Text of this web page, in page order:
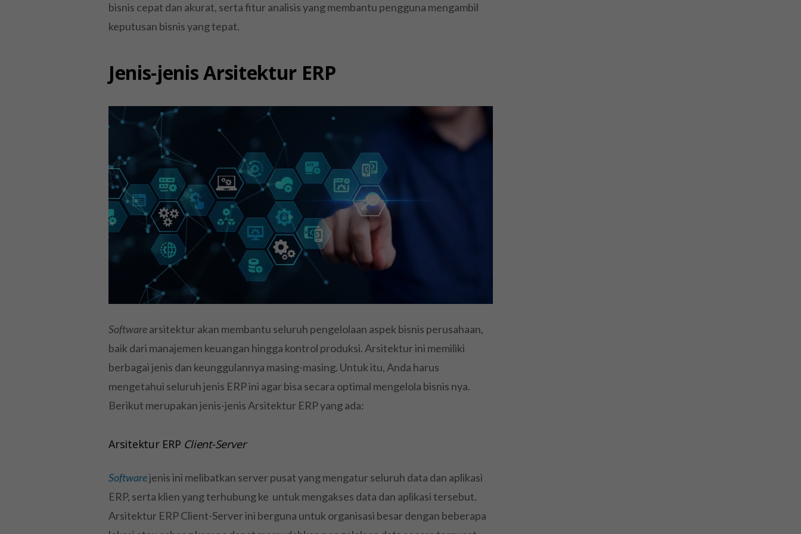
bisnis cepat dan akurat, serta fitur analisis yang membantu pengguna mengambil
keputusan bisnis yang tepat.
Jenis-jenis Arsitektur ERP
Softwarearsitektur akan membantu seluruh pengelolaan aspek bisnis perusahaan,
baik dari manajemen keuangan hingga kontrol produksi. Arsitektur ini memiliki
berbagai jenis dan keunggulannya masing-masing. Untuk itu, Anda harus
mengetahui seluruh jenis ERP ini agar bisa secara optimal mengelola bisnis nya.
Berikut merupakan jenis-jenis Arsitektur ERP yang ada:
Arsitektur ERP Client-Server
Softwarejenis ini melibatkan server pusat yang mengatur seluruh data dan aplikasi
ERP, serta klien yang terhubung ke untuk mengakses data dan aplikasi tersebut.
Arsitektur ERP Client-Server ini berguna untuk organisasi besar dengan beberapa